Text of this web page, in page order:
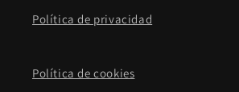
Política de privacidad
Política de cookies